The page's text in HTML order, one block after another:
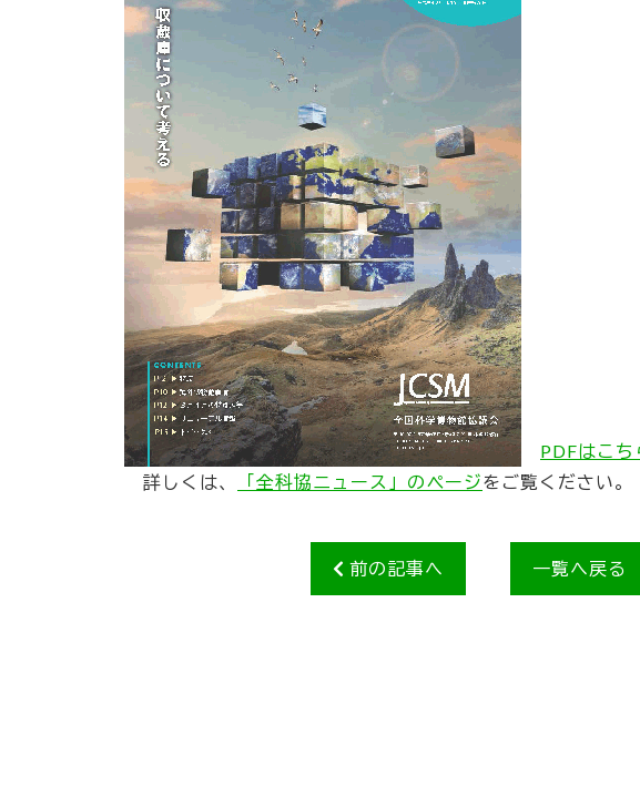
PDFはこち
詳しくは、
「全科協ニュース」のページをご覧ください。
前の記事へ 一覧へ戻る